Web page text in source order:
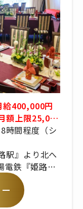
400,000円
額上限25,000
定残業代手当
・年齢・能
給あり
時間程度（シ
駅』より北へ
電鉄『姫路
12分